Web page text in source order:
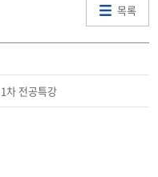
목록
차 전공특강